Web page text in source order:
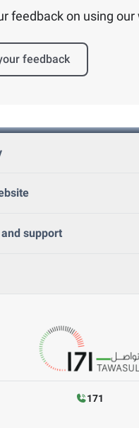
feedback on using our
feedback
support
171